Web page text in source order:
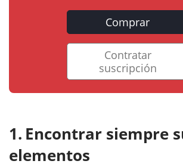
Comprar
Contratar
suscripción
Encontrar siempre
elementos